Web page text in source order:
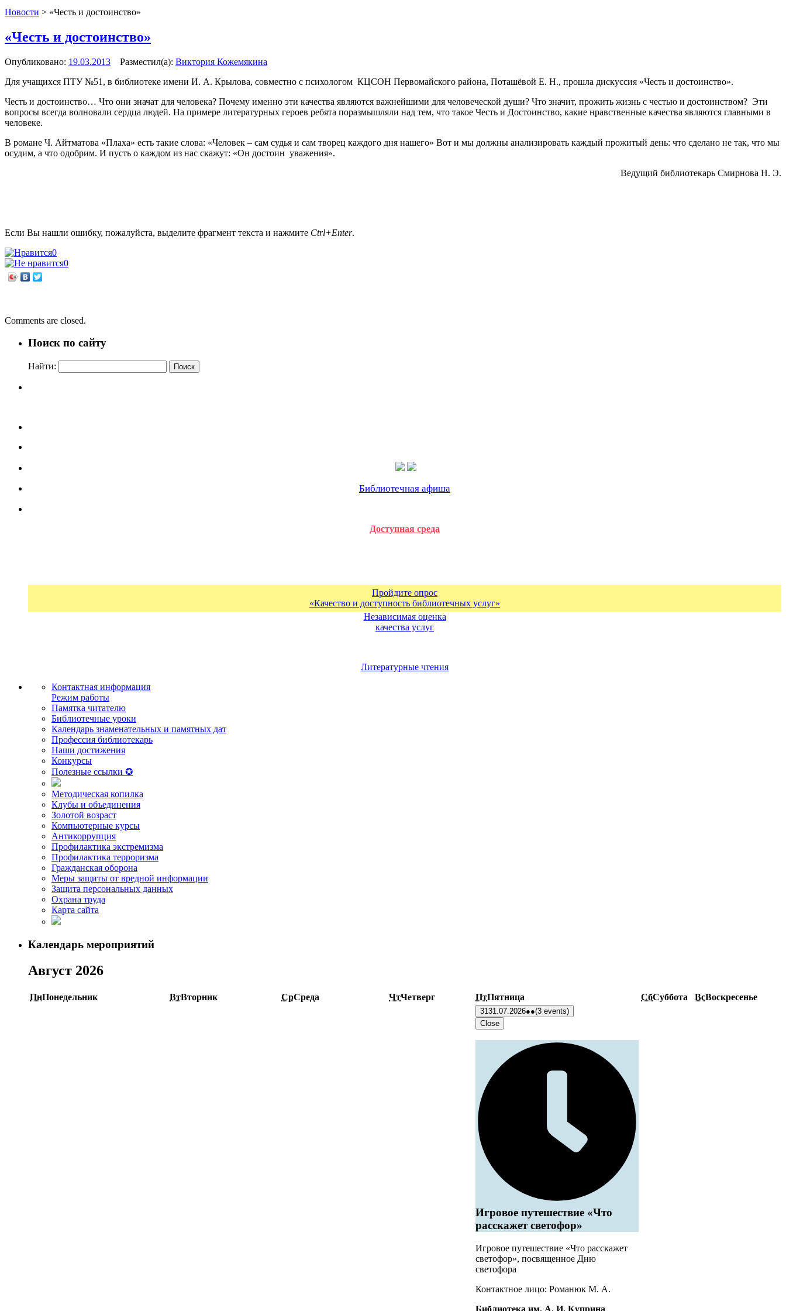
Новости > «Честь и достоинство»
«Честь и достоинство»
Опубликовано: 19.03.2013 Разместил(а): Виктория Кожемякина
Для учащихся ПТУ №51, в библиотеке имени И. А. Крылова, совместно с психологом КЦСОН Первомайского района, Поташёвой Е. Н., прошла дискуссия «Честь и достоинство».
Честь и достоинство… Что они значат для человека? Почему именно эти качества являются важнейшими для человеческой души? Что значит, прожить жизнь с честью и достоинством? Эти
вопросы всегда волновали сердца людей. На примере литературных героев ребята поразмышляли над тем, что такое Честь и Достоинство, какие нравственные качества являются главными в
человеке.
В романе Ч. Айтматова «Плаха» есть такие слова: «Человек – сам судья и сам творец каждого дня нашего» Вот и мы должны анализировать каждый прожитый день: что сделано не так, что мы
осудим, а что одобрим. И пусть о каждом из нас скажут: «Он достоин уважения».
Ведущий библиотекарь Смирнова Н. Э.
Если Вы нашли ошибку, пожалуйста, выделите фрагмент текста и нажмите Ctrl+Enter.
0
0
Comments are closed.
Поиск по сайту
Найти:
Библиотечная афиша
Доступная среда
Пройдите опрос
«Качество и доступность библиотечных услуг»
Независимая оценка
качества услуг
Литературные чтения
Контактная информация
Режим работы
Памятка читателю
Библиотечные уроки
Календарь знаменательных и памятных дат
Профессия библиотекарь
Наши достижения
Конкурсы
Полезные ссылки ✪
Методическая копилка
Клубы и объединения
Золотой возраст
Компьютерные курсы
Антикоррупция
Профилактика экстремизма
Профилактика терроризма
Гражданская оборона
Меры защиты от вредной информации
Защита персональных данных
Охрана труда
Карта сайта
Календарь мероприятий
Август 2026
ПнПонедельник ВтВторник СрСреда ЧтЧетверг ПтПятница СбСуббота ВсВоскресенье
3131.07.2026●●(3 events)
Close
Игровое путешествие «Что
расскажет светофор»
Игровое путешествие «Что расскажет
светофор», посвященное Дню
светофора
Контактное лицо: Романюк М. А.
Библиотека им. А. И. Куприна